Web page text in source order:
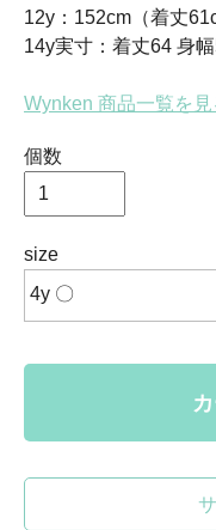
12y：152cm（着丈
14y実寸：着丈64 身
Wynken 商品一覧を見
個数
size